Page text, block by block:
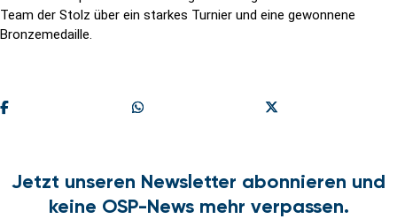
Team der Stolz über ein starkes Turnier und eine gewonnene
Bronzemedaille.
Teilen
Jetzt unseren Newsletter abonnieren und
keine OSP-News mehr verpassen.